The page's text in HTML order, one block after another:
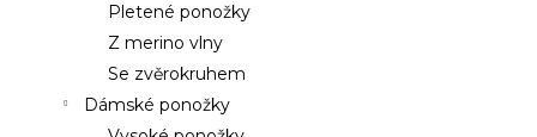
Pletené ponožky
Z merino vlny
Se zvěrokruhem
Dámské ponožky